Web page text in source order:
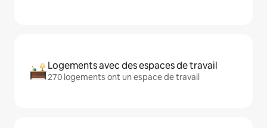
Logements avec des espaces de travail
270 logements ont un espace de travail